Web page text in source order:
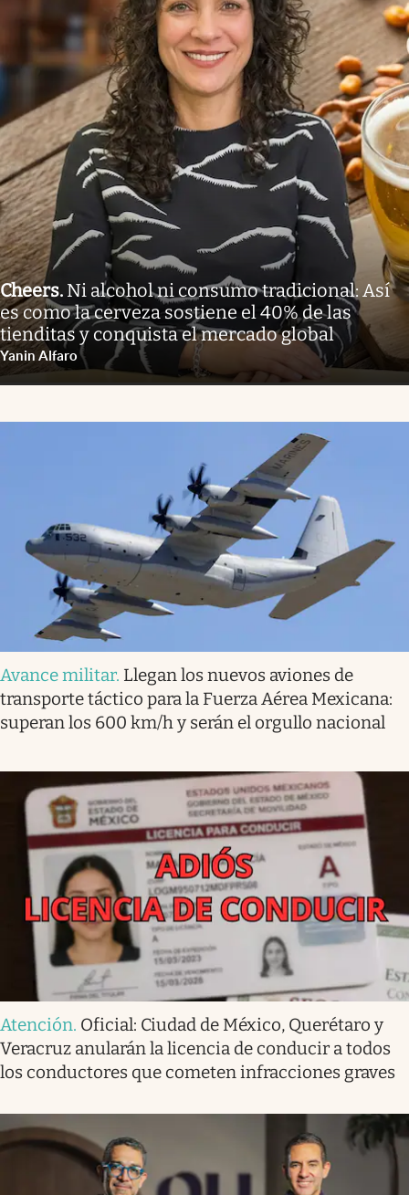
Cheers. Ni alcohol ni consumo tradicional: Así
es como la cerveza sostiene el 40% de las
tienditas y conquista el mercado global
Yanin Alfaro
Avance militar. Llegan los nuevos aviones de
transporte táctico para la Fuerza Aérea Mexicana:
superan los 600 km/h y serán el orgullo nacional
Atención. Oficial: Ciudad de México, Querétaro y
Veracruz anularán la licencia de conducir a todos
los conductores que cometen infracciones graves